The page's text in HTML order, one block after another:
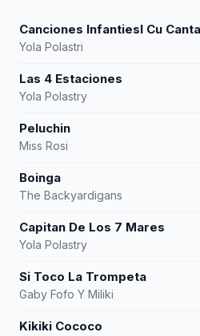
Canciones Infantiesl Cu
Yola Polastri
Las 4 Estaciones
Yola Polastry
Peluchin
Miss Rosi
Boinga
The Backyardigans
Capitan De Los 7 Mares
Yola Polastry
Si Toco La Trompeta
Gaby Fofo Y Miliki
Kikiki Cococo